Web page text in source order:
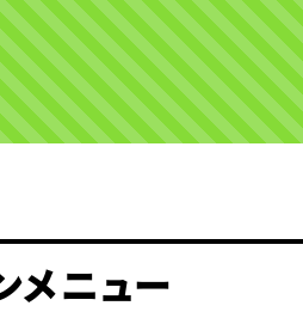
メニュー